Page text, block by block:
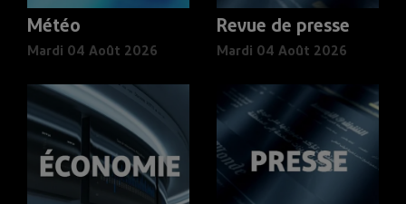
Météo
Mardi 04 Août 2026
Revue de presse
Mardi 04 Août 2026